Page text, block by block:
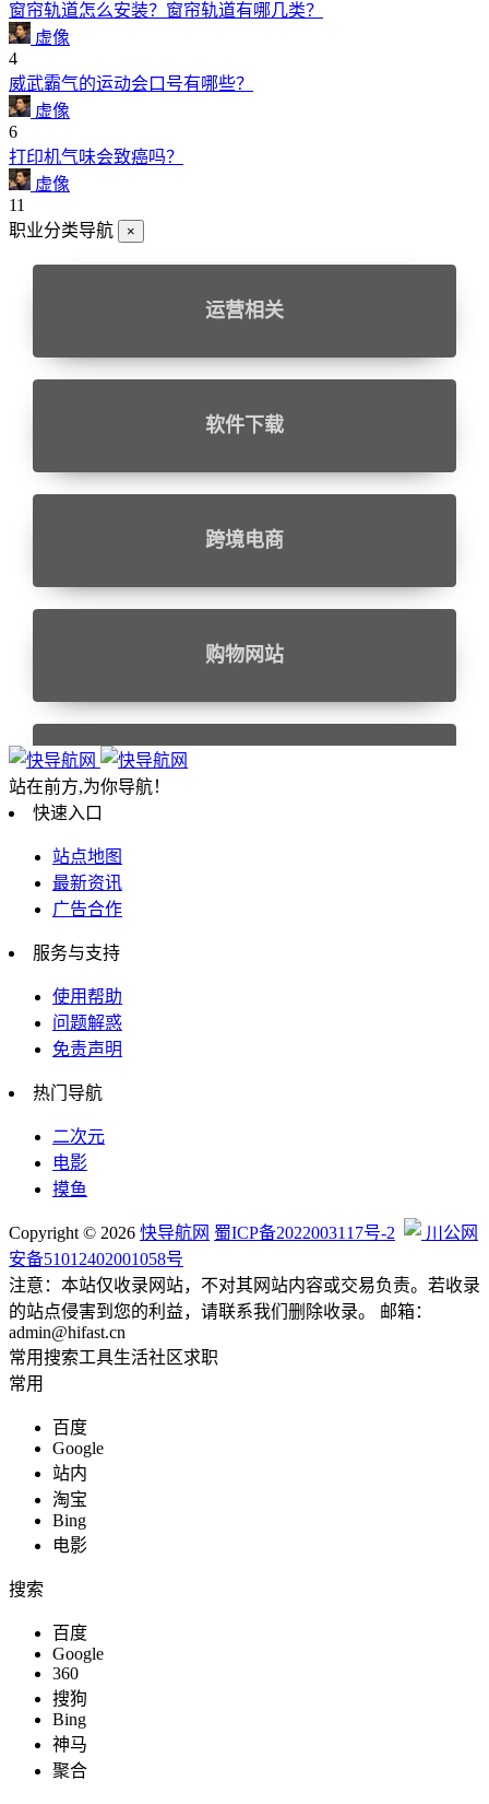
窗帘轨道怎么安装？窗帘轨道有哪几类？
虚像
4
威武霸气的运动会口号有哪些？
虚像
6
打印机气味会致癌吗？
虚像
11
职业分类导航
×
运营相关
软件下载
跨境电商
购物网站
编程帮手
综合其他
站在前方,为你导航！
快速入口
站点地图
最新资讯
广告合作
服务与支持
使用帮助
问题解惑
免责声明
热门导航
二次元
电影
摸鱼
Copyright © 2026 快导航网 蜀ICP备2022003117号-2
川公网
安备51012402001058号
注意：本站仅收录网站，不对其网站内容或交易负责。若收录
的站点侵害到您的利益，请联系我们删除收录。 邮箱：
admin@hifast.cn
常用搜索工具生活社区求职
常用
百度
Google
站内
淘宝
Bing
电影
搜索
百度
Google
360
搜狗
Bing
神马
聚合